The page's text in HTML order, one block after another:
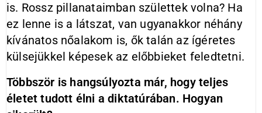
is. Rossz pillanataimban születtek volna? Ha
ez lenne is a látszat, van ugyanakkor néhány
kívánatos nőalakom is, ők talán az ígéretes
külsejükkel képesek az előbbieket feledtetni.
Többször is hangsúlyozta már, hogy teljes
életet tudott élni a diktatúrában. Hogyan